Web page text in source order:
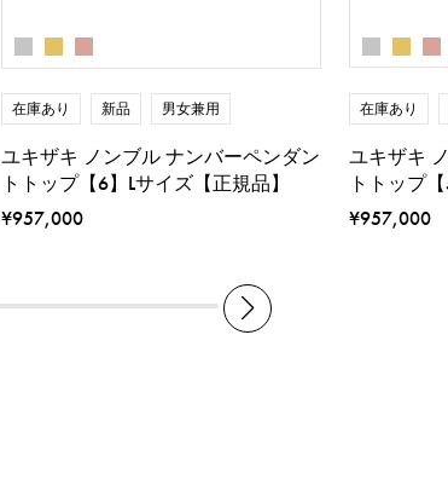
在庫あり 新品 男女兼用
ユキザキ ノンブル ナンバーペンダン
トトップ【6】Lサイズ【正規品】
¥957,000
在庫あり
ユキザキ
トトップ
¥957,000